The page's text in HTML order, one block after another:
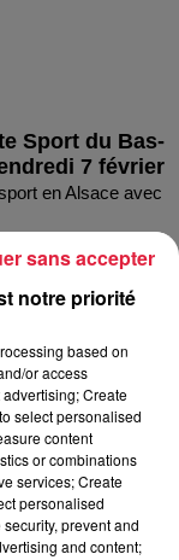
Sport du Bas-
7 février
en Alsace avec
Sport du
- Vendredi 31
en Alsace avec
notre priorité
based on
or access
Create
select personalised
content
or combinations
services; Create
personalised
prevent and
and content;
sans accepter